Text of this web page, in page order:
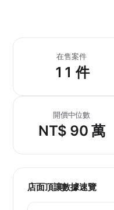
在售案件
11 件
開價中位數
NT$ 90 萬
店面頂讓數據速覽